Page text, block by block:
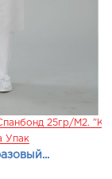
м2. "кнопки"